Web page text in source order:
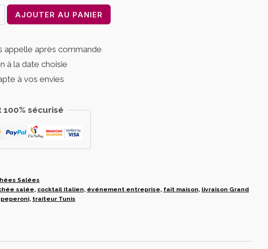
AJOUTER AU PANIER
appelle après commande
à la date choisie
à vos envies
100% sécurisé
Salées
salée, cocktail italien, événement entreprise, fait maison, livraison Grand
peperoni, traiteur Tunis